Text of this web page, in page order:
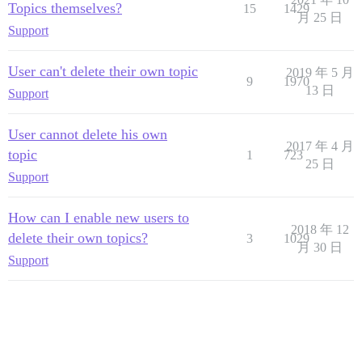
Topics themselves?
Support
15 1429
月 25 日
User can't delete their own topic
Support
9 1970
2019 年 5 月
13 日
User cannot delete his own
topic
Support
1 723
2017 年 4 月
25 日
How can I enable new users to
delete their own topics?
Support
3 1029
2018 年 12
月 30 日